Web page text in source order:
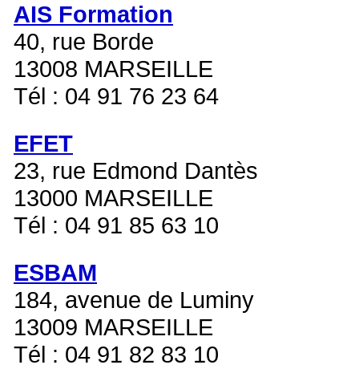
AIS Formation
40, rue Borde
13008 MARSEILLE
Tél : 04 91 76 23 64
EFET
23, rue Edmond Dantès
13000 MARSEILLE
Tél : 04 91 85 63 10
ESBAM
184, avenue de Luminy
13009 MARSEILLE
Tél : 04 91 82 83 10